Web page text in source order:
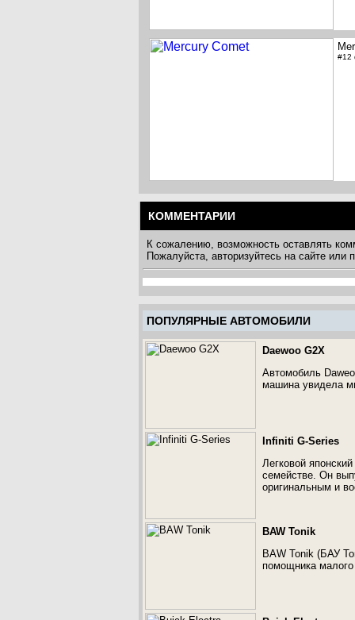
#12
КОММЕНТАРИИ
К сожалению, возможность оставлять
Пожалуйста, авторизуйтесь на сайте
ПОПУЛЯРНЫЕ АВТОМОБИЛИ
Daewoo G2X
Автомобиль
машина увидела
Infiniti G-Series
Легковой
семействе. Он
оригинальным и
BAW Tonik
BAW Tonik (БАУ
помощника